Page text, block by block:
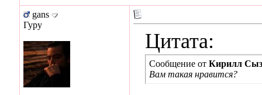
gans
Гуру
Цитата:
Сообщение от Кирилл
Вам такая нравится?